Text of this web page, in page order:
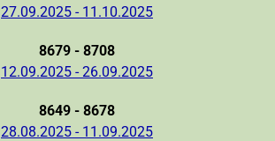
27.09.2025 - 11.10.2025
8679 - 8708
12.09.2025 - 26.09.2025
8649 - 8678
28.08.2025 - 11.09.2025